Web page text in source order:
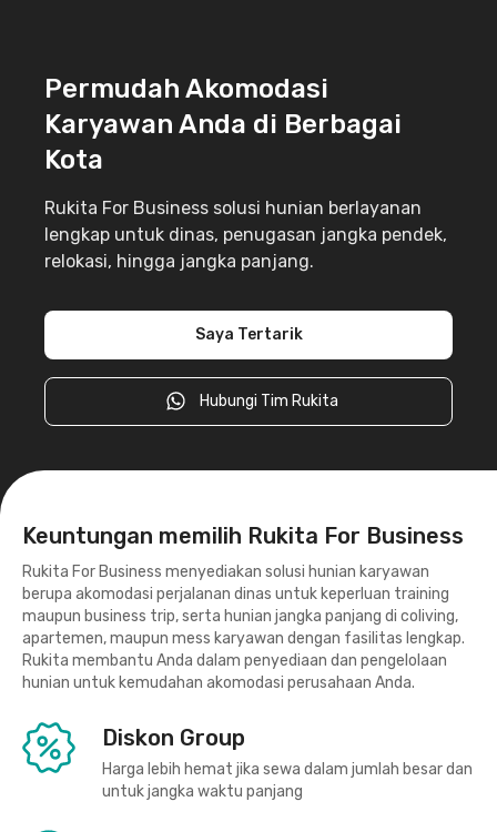
Permudah Akomodasi
Karyawan Anda di Berbagai
Kota
Rukita For Business solusi hunian berlayanan
lengkap untuk dinas, penugasan jangka pendek,
relokasi, hingga jangka panjang.
Saya Tertarik
Hubungi Tim Rukita
Keuntungan memilih Rukita For Business
Rukita For Business menyediakan solusi hunian karyawan
berupa akomodasi perjalanan dinas untuk keperluan training
maupun business trip, serta hunian jangka panjang di coliving,
apartemen, maupun mess karyawan dengan fasilitas lengkap.
Rukita membantu Anda dalam penyediaan dan pengelolaan
hunian untuk kemudahan akomodasi perusahaan Anda.
Diskon Group
Harga lebih hemat jika sewa dalam jumlah besar dan
untuk jangka waktu panjang